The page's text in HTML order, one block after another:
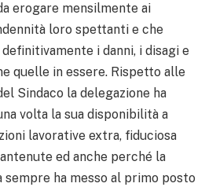
erogare mensilmente ai
loro spettanti e che
i danni, i disagi e
quelle in essere. Rispetto alle
Sindaco la delegazione ha
volta la sua disponibilità a
lavorative extra, fiduciosa
ed anche perché la
sempre ha messo al primo posto